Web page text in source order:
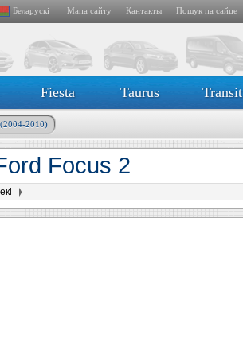
Беларускі Мапа сайту Кантакты Пошук па сайце
Fiesta Taurus Transit
(2004-2010)
Focus 2